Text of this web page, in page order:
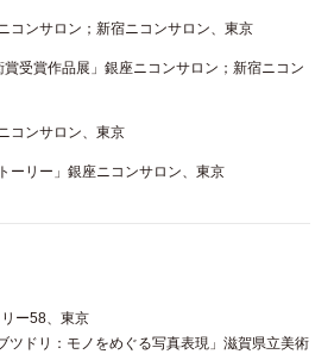
コンサロン；新宿ニコンサロン、東京
賞受賞作品展」銀座ニコンサロン；新宿ニコン
コンサロン、東京
ーリー」銀座ニコンサロン、東京
リー58、東京
ツドリ：モノをめぐる写真表現」滋賀県立美術